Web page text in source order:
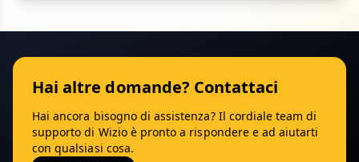
Hai altre domande? Contattaci
Hai ancora bisogno di assistenza? Il cordiale team di
supporto di Wizio è pronto a rispondere e ad aiutarti
con qualsiasi cosa.